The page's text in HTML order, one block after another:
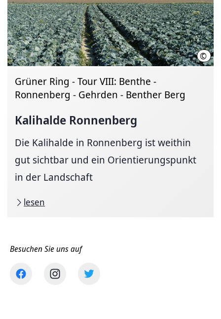
©
Grüner Ring - Tour VIII: Benthe -
Ronnenberg - Gehrden - Benther Berg
Kalihalde Ronnenberg
Die Kalihalde in Ronnenberg ist weithin
gut sichtbar und ein Orientierungspunkt
in der Landschaft
lesen
Besuchen Sie uns auf